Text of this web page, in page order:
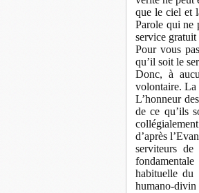
que le ciel et
Parole qui ne
service
Pour vous
qu’il soit le
Donc, à
volontaire. La
L’honneur
de ce qu’ils
d’après
serviteurs
habituelle du
humano-